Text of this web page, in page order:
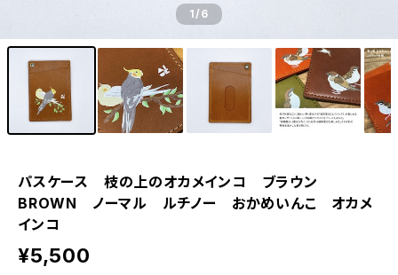
1/6
パスケース 枝の上のオカメインコ ブラウン
BROWN ノーマル ルチノー おかめいんこ オカメ
インコ
¥5,500